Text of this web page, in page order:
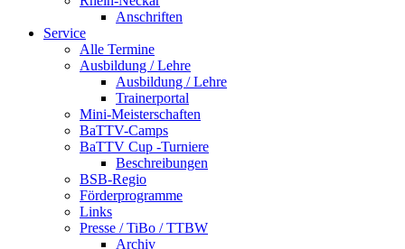
Anschriften
Service
Alle Termine
Ausbildung / Lehre
Ausbildung / Lehre
Trainerportal
Mini-Meisterschaften
BaTTV-Camps
BaTTV Cup -Turniere
Beschreibungen
BSB-Regio
Förderprogramme
Links
Presse / TiBo / TTBW
Archiv